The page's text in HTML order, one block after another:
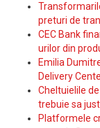
preturi de
CEC Bank
urilor din
Emilia
Delivery
Cheltuielile
trebuie sa
Platformele